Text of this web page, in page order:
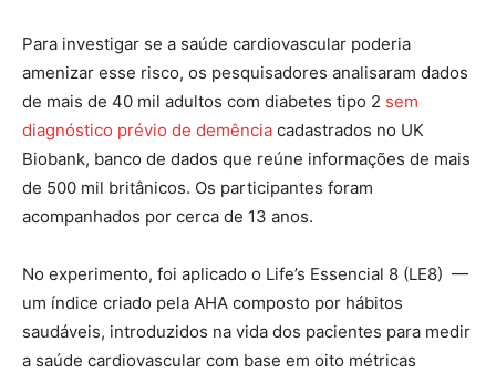
Para investigar se a saúde cardiovascular poderia
amenizar esse risco, os pesquisadores analisaram dados
de mais de 40 mil adultos com diabetes tipo 2 sem
diagnóstico prévio de demência cadastrados no UK
Biobank, banco de dados que reúne informações de mais
de 500 mil britânicos. Os participantes foram
acompanhados por cerca de 13 anos.
No experimento, foi aplicado o Life’s Essencial 8 (LE8) —
um índice criado pela AHA composto por hábitos
saudáveis, introduzidos na vida dos pacientes para medir
a saúde cardiovascular com base em oito métricas